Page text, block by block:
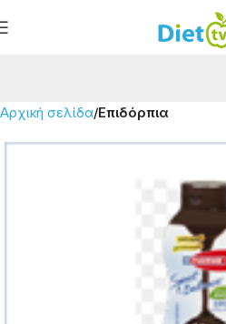
Αρχική σελίδα Επιδόρπια